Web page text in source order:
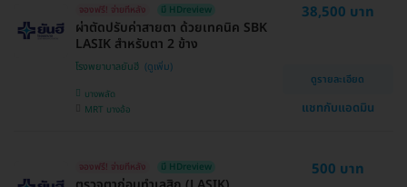
จองฟรี! จ่ายทีหลัง มี HDreview
ผ่าตัดปรับค่าสายตา ด้วยเทคนิค SBK
LASIK สำหรับตา 2 ข้าง
โรงพยาบาลยันฮี
บางพลัด
MRT บางอ้อ
38,500 บาท
ดูรายละเอียด
แชทกับแอดมิน
จองฟรี! จ่ายทีหลัง มี HDreview 500 บาท